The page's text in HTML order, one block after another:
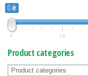
0 ₴
0 525
Product categories